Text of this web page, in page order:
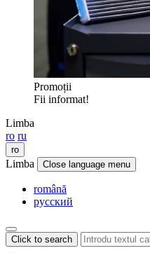
Promoții
Fii informat!
Limba
ro ru
ro
Limba Close language menu
română
русский
Click to search